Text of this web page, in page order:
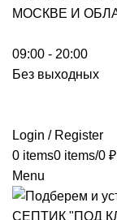
09:00 - 20:00
Без выходных
Login / Register
0 items0 items/0 ₽
Menu